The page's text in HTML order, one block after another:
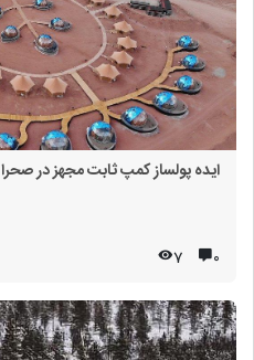
ایده پولساز کمپ ثابت مجهز در صحرا
۰ 7